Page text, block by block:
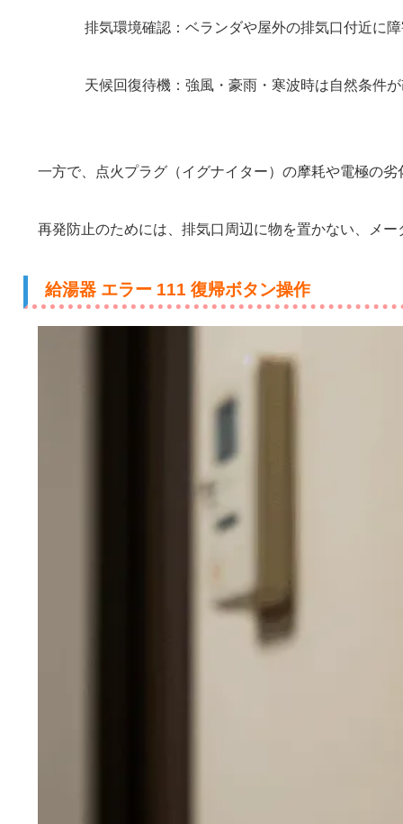
排気環境確認：ベランダや屋外の排気口付近に
天候回復待機：強風・豪雨・寒波時は自然条件
一方で、点火プラグ（イグナイター）の摩耗や電極の
再発防止のためには、排気口周辺に物を置かない、メ
給湯器 エラー 111 復帰ボタン操作